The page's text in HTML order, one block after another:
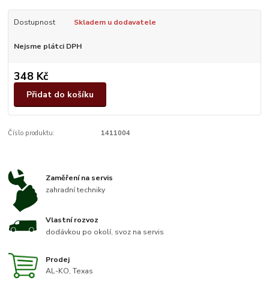
Dostupnost Skladem u dodavatele
Nejsme plátci DPH
348 Kč
Přidat do košíku
Číslo produktu: 1411004
Zaměření na servis
zahradní techniky
Vlastní rozvoz
dodávkou po okolí, svoz na servis
Prodej
AL-KO, Texas